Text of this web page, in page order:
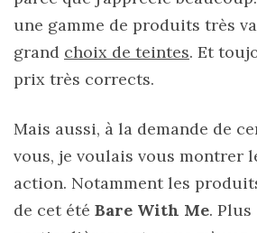
Sac
cabas
en
une gamme de produits très
grand choix de teintes. Et
prix très corrects.
Mais aussi, à la demande de
vous, je voulais vous montrer
action. Notamment les
de cet été Bare With Me. Plus